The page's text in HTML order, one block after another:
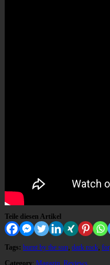
Teile diesen Artikel
Tags: burnt by the sun, dark rock,
Category: Magazin, Reviews